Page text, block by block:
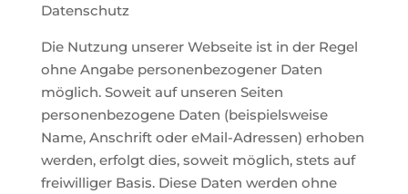
Datenschutz
Die Nutzung unserer Webseite ist in der Regel
ohne Angabe personenbezogener Daten
möglich. Soweit auf unseren Seiten
personenbezogene Daten (beispielsweise
Name, Anschrift oder eMail-Adressen) erhoben
werden, erfolgt dies, soweit möglich, stets auf
freiwilliger Basis. Diese Daten werden ohne